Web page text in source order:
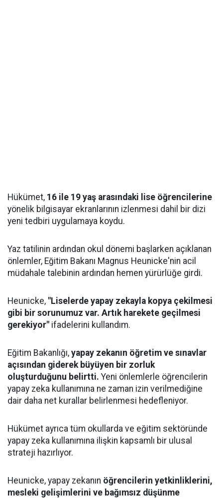
Hükümet, 16 ile 19 yaş arasındaki lise öğrencilerine
yönelik bilgisayar ekranlarının izlenmesi dahil bir dizi
yeni tedbiri uygulamaya koydu.
Yaz tatilinin ardından okul dönemi başlarken açıklanan
önlemler, Eğitim Bakanı Magnus Heunicke'nin acil
müdahale talebinin ardından hemen yürürlüğe girdi.
Heunicke, "Liselerde yapay zekayla kopya çekilmesi
gibi bir sorunumuz var. Artık harekete geçilmesi
gerekiyor" ifadelerini kullandım.
Eğitim Bakanlığı, yapay zekanın öğretim ve sınavlar
açısından giderek büyüyen bir zorluk
oluşturduğunu belirtti. Yeni önlemlerle öğrencilerin
yapay zeka kullanımına ne zaman izin verilmediğine
dair daha net kurallar belirlenmesi hedefleniyor.
Hükümet ayrıca tüm okullarda ve eğitim sektöründe
yapay zeka kullanımına ilişkin kapsamlı bir ulusal
strateji hazırlıyor.
Heunicke, yapay zekanın öğrencilerin yetkinliklerini,
mesleki gelişimlerini ve bağımsız düşünme